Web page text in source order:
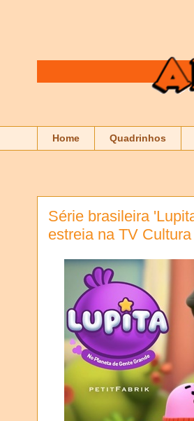
Home Quadrinhos
Série brasileira
estreia na TV Cultura